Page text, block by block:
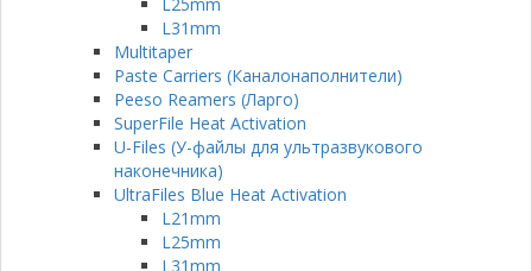
L31mm
Multitaper
Paste Carriers (Каналонаполнители)
Peeso Reamers (Ларго)
SuperFile Heat Activation
U-Files (У-файлы для ультразвукового
наконечника)
UltraFiles Blue Heat Activation
L21mm
L25mm
L31mm